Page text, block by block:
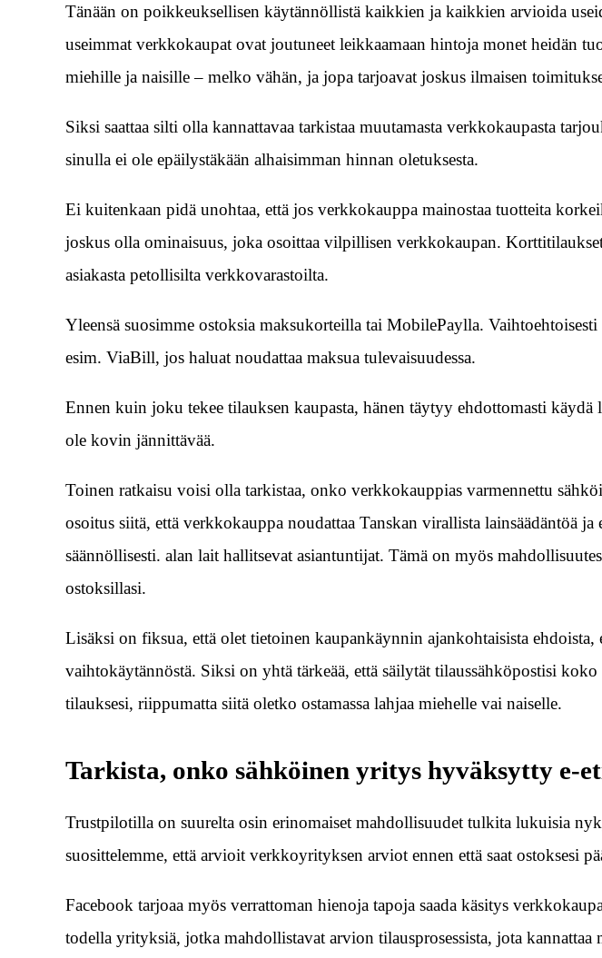
Tänään on poikkeuksellisen käytännöllistä kaikkien ja kaikkien arvioida
useimmat verkkokaupat ovat joutuneet leikkaamaan hintoja monet heidän
miehille ja naisille – melko vähän, ja jopa tarjoavat joskus ilmaisen
Siksi saattaa silti olla kannattavaa tarkistaa muutamasta verkkokaupasta
sinulla ei ole epäilystäkään alhaisimman hinnan oletuksesta.
Ei kuitenkaan pidä unohtaa, että jos verkkokauppa mainostaa tuotteita
joskus olla ominaisuus, joka osoittaa vilpillisen verkkokaupan.
asiakasta petollisilta verkkovarastoilta.
Yleensä suosimme ostoksia maksukorteilla tai MobilePaylla. Vaihtoehtoisesti
esim. ViaBill, jos haluat noudattaa maksua tulevaisuudessa.
Ennen kuin joku tekee tilauksen kaupasta, hänen täytyy ehdottomasti käydä
ole kovin jännittävää.
Toinen ratkaisu voisi olla tarkistaa, onko verkkokauppias varmennettu
osoitus siitä, että verkkokauppa noudattaa Tanskan virallista lainsäädäntöä
säännöllisesti. alan lait hallitsevat asiantuntijat. Tämä on myös
ostoksillasi.
Lisäksi on fiksua, että olet tietoinen kaupankäynnin ajankohtaisista
vaihtokäytännöstä. Siksi on yhtä tärkeää, että säilytät tilaussähköpostisi
tilauksesi, riippumatta siitä oletko ostamassa lahjaa miehelle vai naiselle.
Tarkista, onko sähköinen yritys hyväksytty e-
Trustpilotilla on suurelta osin erinomaiset mahdollisuudet tulkita lukuisia
suosittelemme, että arvioit verkkoyrityksen arviot ennen että saat ostoksesi
Facebook tarjoaa myös verrattoman hienoja tapoja saada käsitys
todella yrityksiä, jotka mahdollistavat arvion tilausprosessista, jota kannattaa